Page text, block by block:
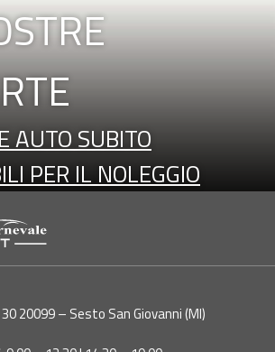
AUTO SUBITO
PER IL NOLEGGIO
20099 – Sesto San Giovanni (MI)